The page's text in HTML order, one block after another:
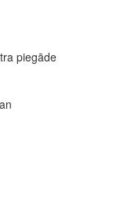
piegāde